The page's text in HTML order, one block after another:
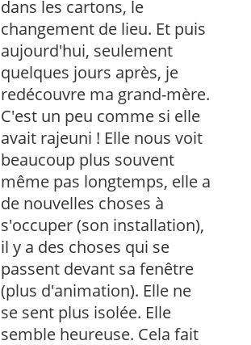
dans les cartons, le
changement de lieu. Et puis
aujourd'hui, seulement
quelques jours après, je
redécouvre ma grand-mère.
C'est un peu comme si elle
avait rajeuni ! Elle nous voit
beaucoup plus souvent
même pas longtemps, elle a
de nouvelles choses à
s'occuper (son installation),
il y a des choses qui se
passent devant sa fenêtre
(plus d'animation). Elle ne
se sent plus isolée. Elle
semble heureuse. Cela fait